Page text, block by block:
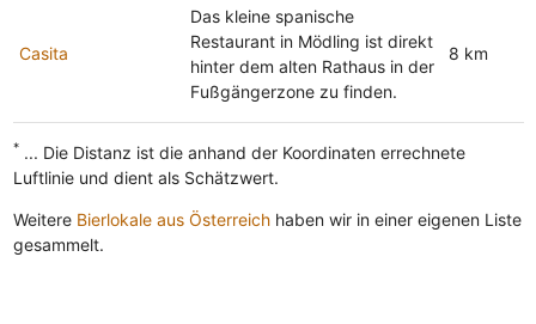
Casita
Das kleine spanische
Restaurant in Mödling ist direkt
hinter dem alten Rathaus in der
Fußgängerzone zu finden.
8 km
*... Die Distanz ist die anhand der Koordinaten errechnete
Luftlinie und dient als Schätzwert.
Weitere Bierlokale aus Österreichhaben wir in einer eigenen Liste
gesammelt.